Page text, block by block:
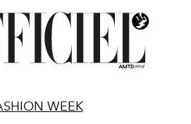
WEEK